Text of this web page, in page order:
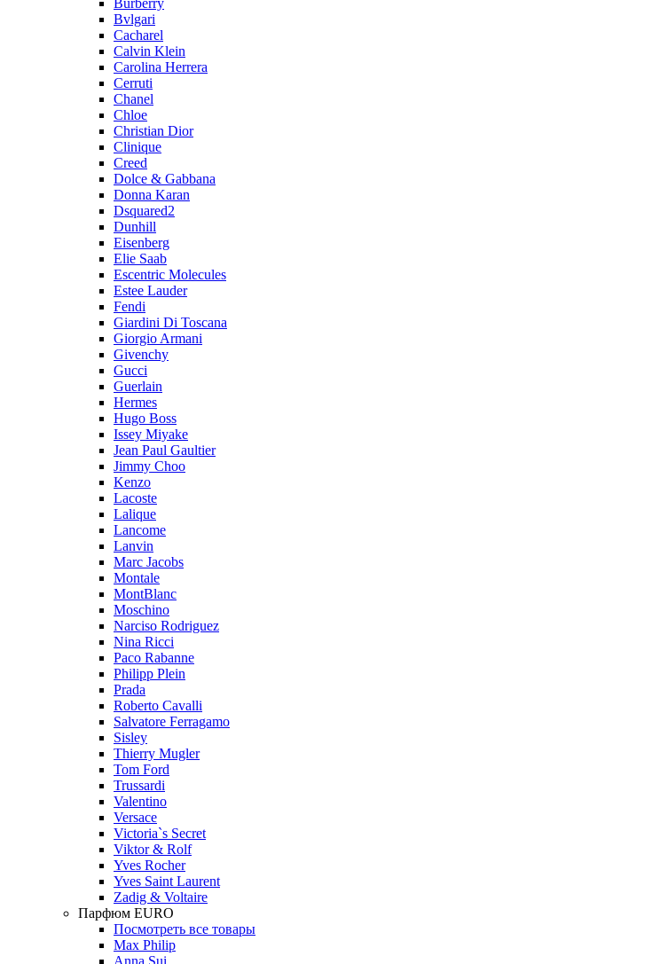
Burberry
Bvlgari
Cacharel
Calvin Klein
Carolina Herrera
Cerruti
Chanel
Chloe
Christian Dior
Clinique
Creed
Dolce & Gabbana
Donna Karan
Dsquared2
Dunhill
Eisenberg
Elie Saab
Escentric Molecules
Estee Lauder
Fendi
Giardini Di Toscana
Giorgio Armani
Givenchy
Gucci
Guerlain
Hermes
Hugo Boss
Issey Miyake
Jean Paul Gaultier
Jimmy Choo
Kenzo
Lacoste
Lalique
Lancome
Lanvin
Marc Jacobs
Montale
MontBlanc
Moschino
Narciso Rodriguez
Nina Ricci
Paco Rabanne
Philipp Plein
Prada
Roberto Cavalli
Salvatore Ferragamo
Sisley
Thierry Mugler
Tom Ford
Trussardi
Valentino
Versace
Victoria`s Secret
Viktor & Rolf
Yves Rocher
Yves Saint Laurent
Zadig & Voltaire
Парфюм EURO
Посмотреть все товары
Max Philip
Anna Sui